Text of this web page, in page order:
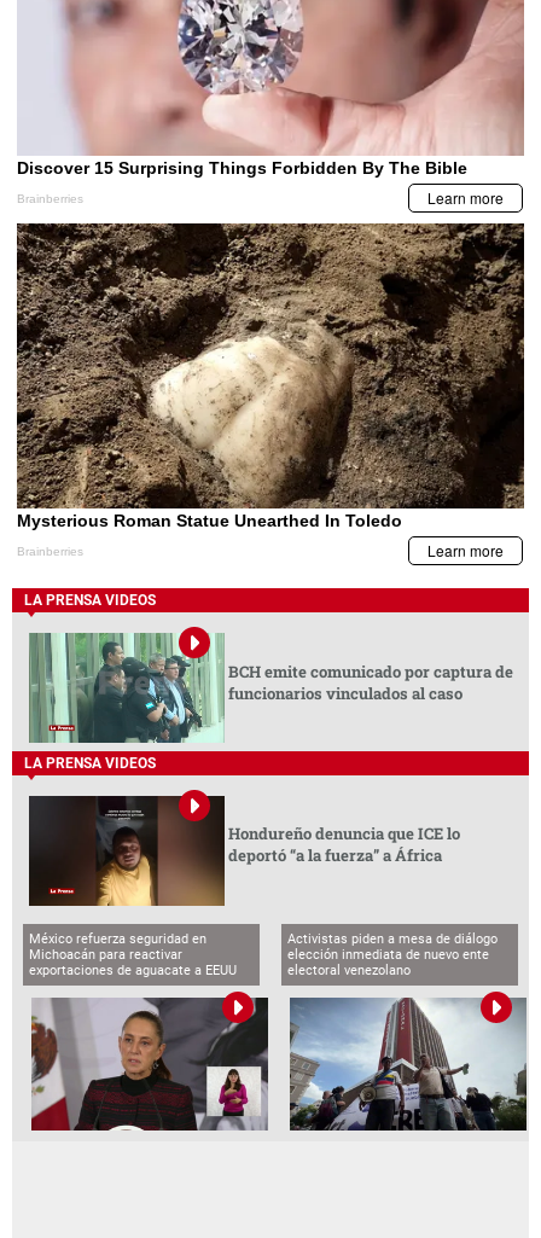
LA PRENSA VIDEOS
BCH emite comunicado por captura de
funcionarios vinculados al caso
LA PRENSA VIDEOS
Hondureño denuncia que ICE lo
deportó “a la fuerza” a África
México refuerza seguridad en
Michoacán para reactivar
exportaciones de aguacate a EEUU
Activistas piden a mesa de diálogo
elección inmediata de nuevo ente
electoral venezolano